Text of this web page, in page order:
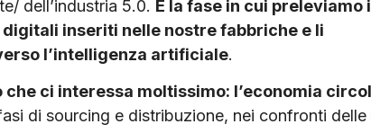
dell’industria 5.0. È la fase in cui preleviamo
inseriti nelle nostre fabbriche e li
l’intelligenza artificiale.
ci interessa moltissimo: l’economia
di sourcing e distribuzione, nei confronti delle